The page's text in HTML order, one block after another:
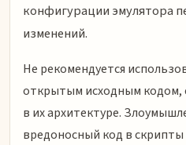
конфигурации эмулятора
изменений.
Не рекомендуется
открытым исходным кодом,
в их архитектуре.
вредоносный код в